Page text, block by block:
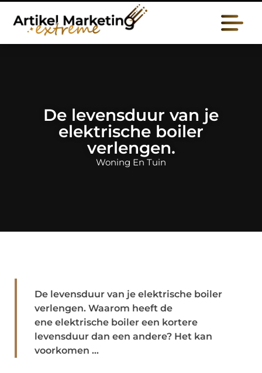
De levensduur van je
elektrische boiler
verlengen.
Woning En Tuin
De levensduur van je elektrische boiler
verlengen. Waarom heeft de
ene elektrische boiler een kortere
levensduur dan een andere? Het kan
voorkomen ...